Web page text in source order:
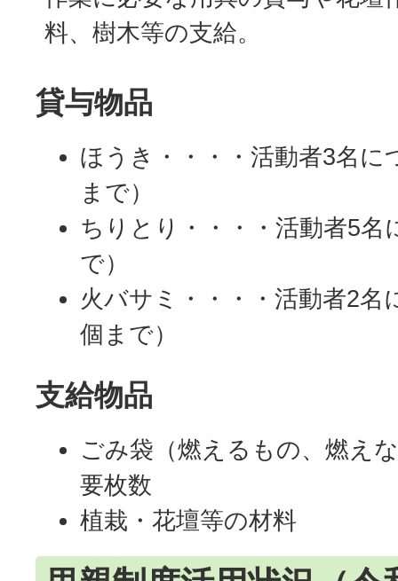
料、樹木等の支給。
貸与物品
ほうき・・・・活動者3名に
まで）
ちりとり・・・・活動者5名
で）
火バサミ・・・・活動者2名
個まで）
支給物品
ごみ袋（燃えるもの、燃え
要枚数
植栽・花壇等の材料